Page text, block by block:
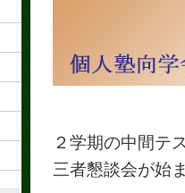
２学期の中間テ
三者懇談会が始